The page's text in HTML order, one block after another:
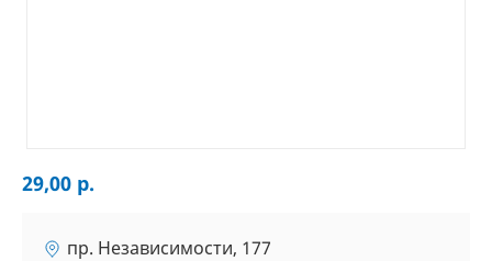
29,00 р.
пр. Независимости, 177